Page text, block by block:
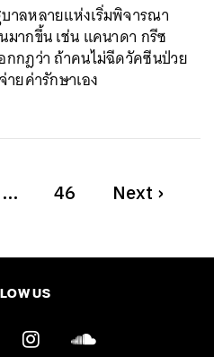
าลหลายแห่งเริ่มพิจารณา
มากขึ้น เช่น แคนาดา กรีซ
กกฎว่า ถ้าคนไม่ฉีดวัคซีนป่วย
ายค่ารักษาเอง
… 46 Next›
US